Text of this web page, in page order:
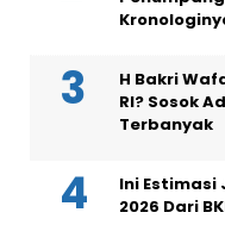
H Bakri
RI? Sosok
Terbanyak
Ini Estimasi
2026 Dari